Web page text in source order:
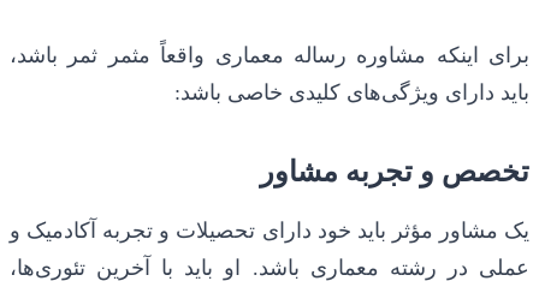
برای اینکه مشاوره رساله معماری واقعاً مثمر ثمر باشد،
باید دارای ویژگی‌های کلیدی خاصی باشد:
تخصص و تجربه مشاور
یک مشاور مؤثر باید خود دارای تحصیلات و تجربه آکادمیک و
عملی در رشته معماری باشد. او باید با آخرین تئوری‌ها،